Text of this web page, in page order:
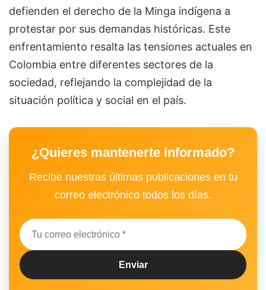
defienden el derecho de la Minga indígena a
protestar por sus demandas históricas. Este
enfrentamiento resalta las tensiones actuales en
Colombia entre diferentes sectores de la
sociedad, reflejando la complejidad de la
situación política y social en el país.
¿Quieres mantenerte informado?
Recibe nuestras últimas publicaciones en tu
correo electrónico todos los días.